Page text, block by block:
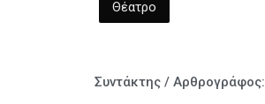
Θέατρο
Συντάκτης / Αρθρογράφος: